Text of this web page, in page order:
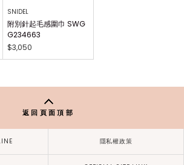
SNIDEL
附別針起毛感圍巾 SWG
G234663
$3,050
返回頁面頂部
隱私權政策